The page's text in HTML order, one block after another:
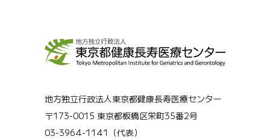
地方独立行政法人東京都健康長寿医療センター
〒173-0015 東京都板橋区栄町35番2号
03-3964-1141（代表）